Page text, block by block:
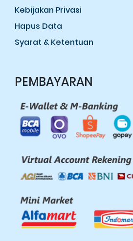
Kebijakan Privasi
Hapus Data
Syarat & Ketentuan
PEMBAYARAN